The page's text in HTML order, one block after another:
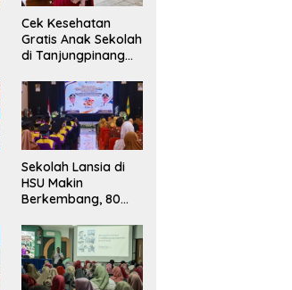
Cek Kesehatan
Gratis Anak Sekolah
di Tanjungpinang
Siswa
Sekolah Lansia di
HSU Makin
Berkembang, 80
Wisuda Tahun Ini